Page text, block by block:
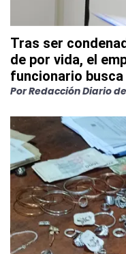
Tras ser
de por vida, el
funcionario
PorRedacción Diario